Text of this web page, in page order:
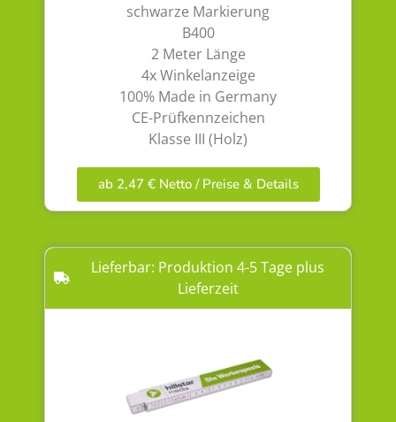
schwarze Markierung
B400
2 Meter Länge
4x Winkelanzeige
100% Made in Germany
CE-Prüfkennzeichen
Klasse III (Holz)
ab 2,47 € Netto / Preise & Details
Lieferbar: Produktion 4-5 Tage plus
Lieferzeit